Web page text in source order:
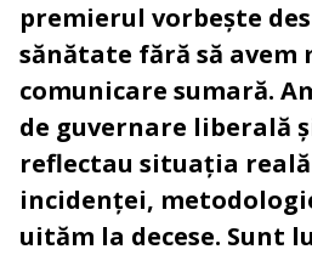
premierul vorbește
sănătate fără să avem
comunicare sumară.
de guvernare liberală
reflectau situația
incidenței,
uităm la decese. Sunt